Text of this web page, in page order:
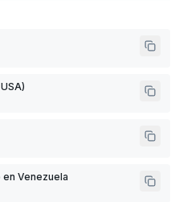
Venezuela